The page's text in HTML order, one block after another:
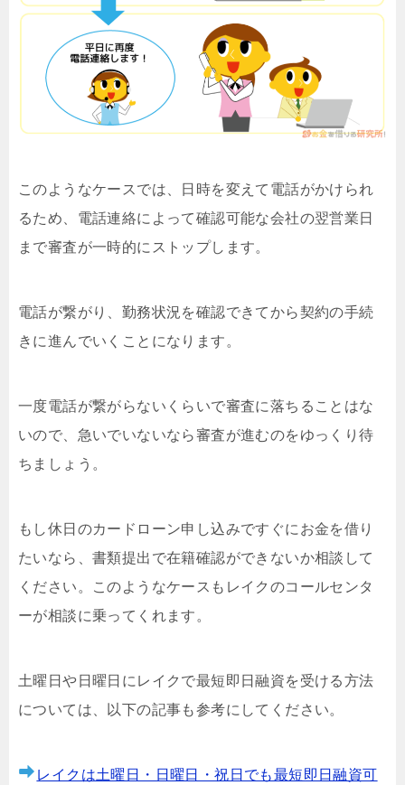
このようなケースでは、日時を変えて電話がかけられ
るため、電話連絡によって確認可能な会社の翌営業日
まで審査が一時的にストップします。
電話が繋がり、勤務状況を確認できてから契約の手続
きに進んでいくことになります。
一度電話が繋がらないくらいで審査に落ちることはな
いので、急いでいないなら審査が進むのをゆっくり待
ちましょう。
もし休日のカードローン申し込みですぐにお金を借り
たいなら、書類提出で在籍確認ができないか相談して
ください。このようなケースもレイクのコールセンタ
ーが相談に乗ってくれます。
土曜日や日曜日にレイクで最短即日融資を受ける方法
については、以下の記事も参考にしてください。
レイクは土曜日・日曜日・祝日でも最短即日融資可